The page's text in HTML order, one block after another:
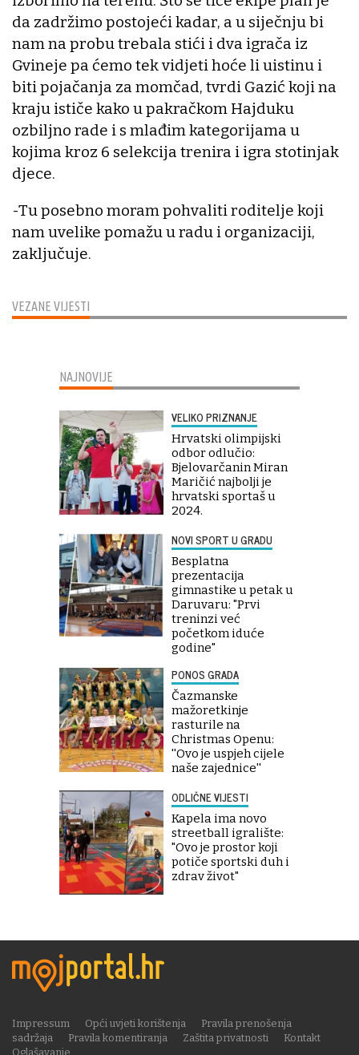
VEZANE VIJESTI
da zadržimo postojeći kadar, a u siječnju bi
nam na probu trebala stići i dva igrača iz
Gvineje pa ćemo tek vidjeti hoće li uistinu i
biti pojačanja za momčad, tvrdi Gazić koji na
kraju ističe kako u pakračkom Hajduku
ozbiljno rade i s mlađim kategorijama u
kojima kroz 6 selekcija trenira i igra stotinjak
djece.
-Tu posebno moram pohvaliti roditelje koji
nam uvelike pomažu u radu i organizaciji,
zaključuje.
NAJNOVIJE
VELIKO PRIZNANJE
Hrvatski olimpijski
odbor odlučio:
Bjelovarčanin Miran
Maričić najbolji je
hrvatski sportaš u
2024.
NOVI SPORT U GRADU
Besplatna
prezentacija
gimnastike u petak u
Daruvaru: "Prvi
treninzi već
početkom iduće
godine"
PONOS GRADA
Čazmanske
mažoretkinje
rasturile na
Christmas Openu:
''Ovo je uspjeh cijele
naše zajednice''
ODLIČNE VIJESTI
Kapela ima novo
streetball igralište:
"Ovo je prostor koji
potiče sportski duh i
zdrav život"
Impressum Opći uvjeti korištenja
Pravila prenošenja
sadržaja
Pravila komentiranja Zaštita privatnosti
Kontakt
Oglašavanje